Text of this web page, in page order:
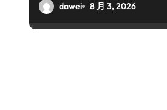
dawei 8 月 3, 2026